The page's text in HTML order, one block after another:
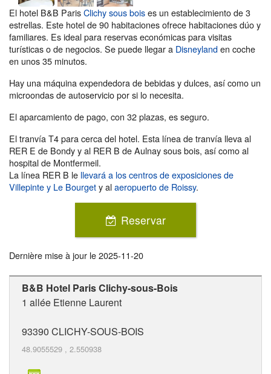
El hotel B&B ParisClichy sous boises un establecimiento de 3
estrellas. Este hotel de 90 habitaciones ofrece habitaciones dúo y
familiares. Es ideal para reservas económicas para visitas
turísticas o de negocios. Se puede llegar a Disneylanden coche
en unos 35 minutos.
Hay una máquina expendedora de bebidas y dulces, así como un
microondas de autoservicio por si lo necesita.
El aparcamiento de pago, con 32 plazas, es seguro.
El tranvía T4 para cerca del hotel. Esta línea de tranvía lleva al
RER E de Bondy y al RER B de Aulnay sous bois, así como al
hospital de Montfermeil.
La línea RER B le llevará a los centros de exposiciones de
Villepinte y Le Bourgety alaeropuerto de Roissy.
Reservar
Dernière mise à jour le2025-11-20
B&B Hotel Paris Clichy-sous-Bois
1 allée Etienne Laurent
93390 CLICHY-SOUS-BOIS
48.9055529 , 2.550938